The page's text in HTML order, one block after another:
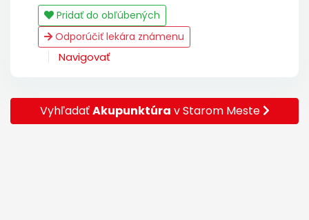
Pridať do obľúbených
Odporúčiť lekára známenu
Navigovať
VyhľadaťAkupunktúra v Starom Meste